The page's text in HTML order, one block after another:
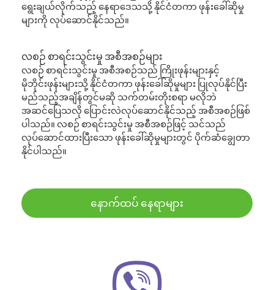
ရွေးချယ်လိုက်သည့် နေရာဒေသသို့ နိုင်ငံတကာ ဖုန်းခေါ်ဆိုမှု
များကို လုပ်ဆောင်နိုင်သည်။
လစဉ် စာရင်းသွင်းမှု အစီအစဉ်များ
လစဉ် စာရင်းသွင်းမှု အစီအစဉ်သည် ကြိုးဖုန်းများနှင့်
မိုဘိုင်းဖုန်းများသို့ နိုင်ငံတကာ ဖုန်းခေါ်ဆိုမှုများ ပြုလုပ်နိုင်ပြီး
မည်သည့်အချိန်တွင်မဆို သက်တမ်းတိုးစရာ မလိုဘဲ
အဆင်ပြေသလို ပြောင်းလဲလုပ်ဆောင်နိုင်သည့် အစီအစဉ်ဖြစ်
ပါသည်။ လစဉ် စာရင်းသွင်းမှု အစီအစဉ်ဖြင့် သင်သည်
လုပ်ဆောင်ထားပြီးသော ဖုန်းခေါ်ဆိုမှုများတွင် ပိုက်ဆံချွေတာ
နိုင်ပါသည်။
နောက်ထပ် နေရာများ